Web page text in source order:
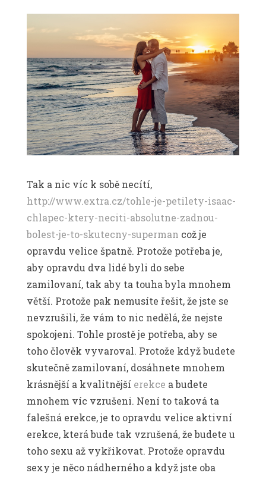
Tak a nic víc k sobě necítí,
http://www.extra.cz/tohle-je-petilety-isaac-
chlapec-ktery-neciti-absolutne-zadnou-
bolest-je-to-skutecny-superman což je
opravdu velice špatně. Protože potřeba je,
aby opravdu dva lidé byli do sebe
zamilovaní, tak aby ta touha byla mnohem
větší. Protože pak nemusíte řešit, že jste se
nevzrušili, že vám to nic nedělá, že nejste
spokojeni. Tohle prostě je potřeba, aby se
toho člověk vyvaroval. Protože když budete
skutečně zamilovaní, dosáhnete mnohem
krásnější a kvalitnější erekce a budete
mnohem víc vzrušeni. Není to taková ta
falešná erekce, je to opravdu velice aktivní
erekce, která bude tak vzrušená, že budete u
toho sexu až vykřikovat. Protože opravdu
sexy je něco nádherného a když jste oba